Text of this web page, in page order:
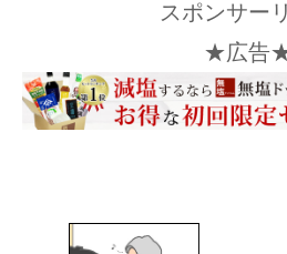
スポンサー
★広告